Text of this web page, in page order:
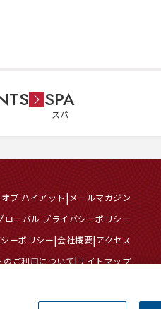
SPA
スパ
ブ ハイアット
メールマガジン
ローバル プライバシーポリシー
ーポリシー 会社概要 アクセス
のご利用について サイトマップ